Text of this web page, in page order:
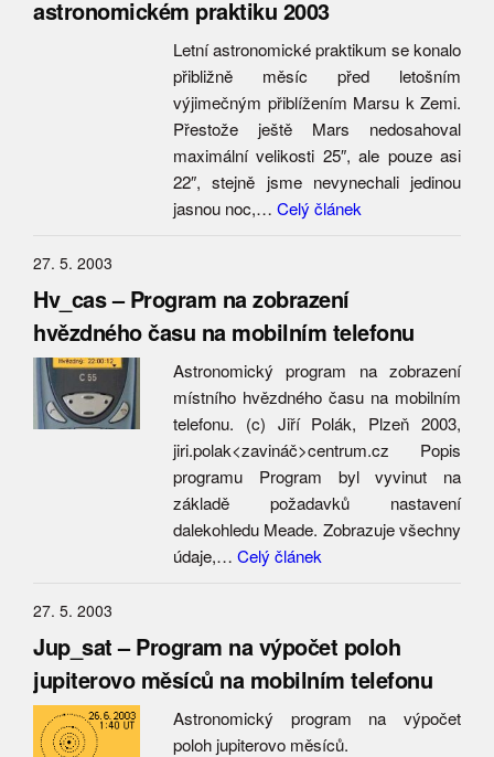
astronomickém praktiku 2003
Letní astronomické praktikum se konalo
přibližně měsíc před letošním
výjimečným přiblížením Marsu k Zemi.
Přestože ještě Mars nedosahoval
maximální velikosti 25″, ale pouze asi
22″, stejně jsme nevynechali jedinou
jasnou noc,… Celý článek
27. 5. 2003
Hv_cas – Program na zobrazení
hvězdného času na mobilním telefonu
Astronomický program na zobrazení
místního hvězdného času na mobilním
telefonu. (c) Jiří Polák, Plzeň 2003,
jiri.polak<zavináč>centrum.cz Popis
programu Program byl vyvinut na
základě požadavků nastavení
dalekohledu Meade. Zobrazuje všechny
údaje,… Celý článek
27. 5. 2003
Jup_sat – Program na výpočet poloh
jupiterovo měsíců na mobilním telefonu
Astronomický program na výpočet
poloh jupiterovo měsíců.